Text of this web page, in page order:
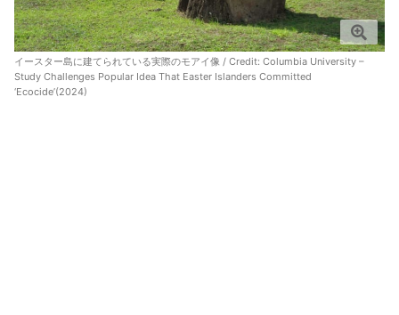
イースター島に建てられている実際のモアイ像 / Credit: Columbia University –
Study Challenges Popular Idea That Easter Islanders Committed
‘Ecocide’(2024)